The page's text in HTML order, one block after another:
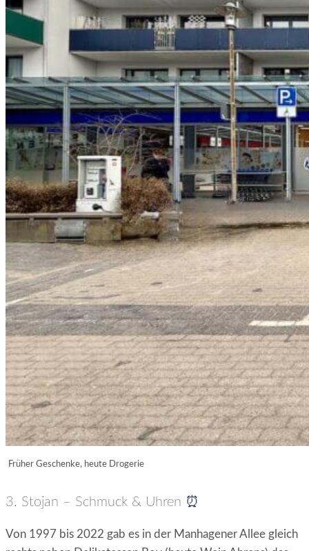
Früher Geschenke, heute Drogerie
3. Stojan – Schmuck & Uhren ⏰
Von 1997 bis 2022 gab es in der Manhagener Allee gleich